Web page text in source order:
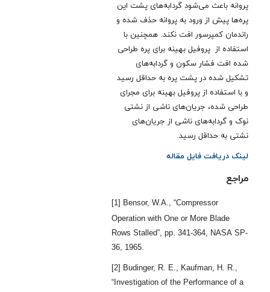
پروانه باعث می‌شود گردابه‌های پشت این
پره‌ها پیش از ورود به پروانه حذف شده و
راندمان کمپرسور افت نکند. همچنین با
استفاده از پروفیل بهینه برای پره طراحی
شده افت فشار سکون و گردابه‌های
تشکیل شده در پشت پره به حداقل رسید
و با استفاده از پروفیل بهینه برای مجرای
طراحی شده، جریان‌های ناشی از نشتی
نوک و گردابه‌های ناشی از جریان‌های
نشتی به حداقل رسید.
لینک دریافت فایل مقاله
مراجع
[1] Bensor, W.A., “Compressor
Operation with One or More Blade
Rows Stalled”, pp. 341-364, NASA SP-
36, 1965.
[2] Budinger, R. E., Kaufman, H. R.,
“Investigation of the Performance of a